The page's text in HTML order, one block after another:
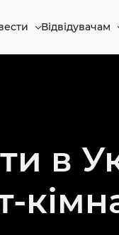
Відвідувачам
в